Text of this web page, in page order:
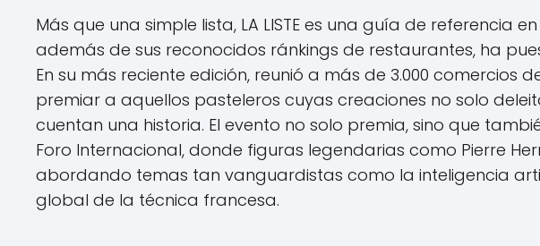
Más que una simple lista, LA LISTE es una guía de referencia
además de sus reconocidos ránkings de restaurantes, ha
En su más reciente edición, reunió a más de 3.000
premiar a aquellos pasteleros cuyas creaciones no solo
cuentan una historia. El evento no solo premia, sino que
Foro Internacional, donde figuras legendarias como Pierre
abordando temas tan vanguardistas como la inteligencia
global de la técnica francesa.